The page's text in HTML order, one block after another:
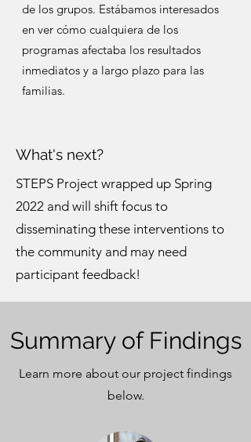
de los grupos. Estábamos interesados
en ver cómo cualquiera de los
programas afectaba los resultados
inmediatos y a largo plazo para las
familias.
What's next?
STEPS Project wrapped up Spring
2022 and will shift focus to
disseminating these interventions to
the community and may need
participant feedback!
Summary of Findings
Learn more about our project findings
below.